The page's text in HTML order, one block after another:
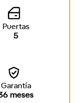
Puertas
5
Garantía
meses